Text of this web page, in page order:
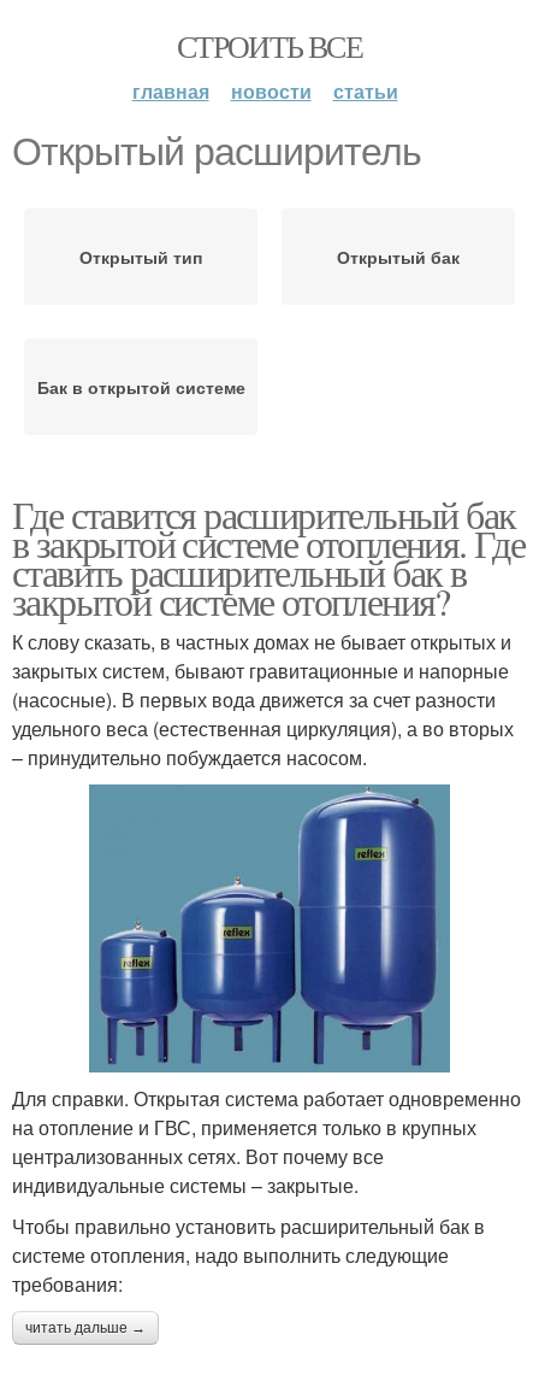
СТРОИТЬ ВСЕ
главная новости статьи
Открытый расширитель
Открытый тип Открытый бак
Бак в открытой системе
Где ставится расширительный бак
в закрытой системе отопления. Где
ставить расширительный бак в
закрытой системе отопления?
К слову сказать, в частных домах не бывает открытых и
закрытых систем, бывают гравитационные и напорные
(насосные). В первых вода движется за счет разности
удельного веса (естественная циркуляция), а во вторых
– принудительно побуждается насосом.
Для справки. Открытая система работает одновременно
на отопление и ГВС, применяется только в крупных
централизованных сетях. Вот почему все
индивидуальные системы – закрытые.
Чтобы правильно установить расширительный бак в
системе отопления, надо выполнить следующие
требования:
читать дальше →